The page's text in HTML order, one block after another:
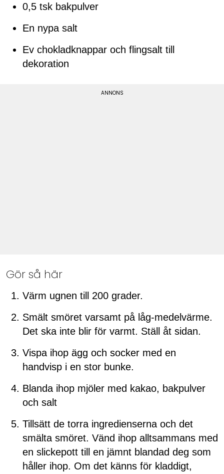
0,5 tsk bakpulver
En nypa salt
Ev chokladknappar och flingsalt till
dekoration
Gör så här
Värm ugnen till 200 grader.
Smält smöret varsamt på låg-medelvärme.
Det ska inte blir för varmt. Ställ åt sidan.
Vispa ihop ägg och socker med en
handvisp i en stor bunke.
Blanda ihop mjöler med kakao, bakpulver
och salt
Tillsätt de torra ingredienserna och det
smälta smöret. Vänd ihop alltsammans med
en slickepott till en jämnt blandad deg som
håller ihop. Om det känns för kladdigt,